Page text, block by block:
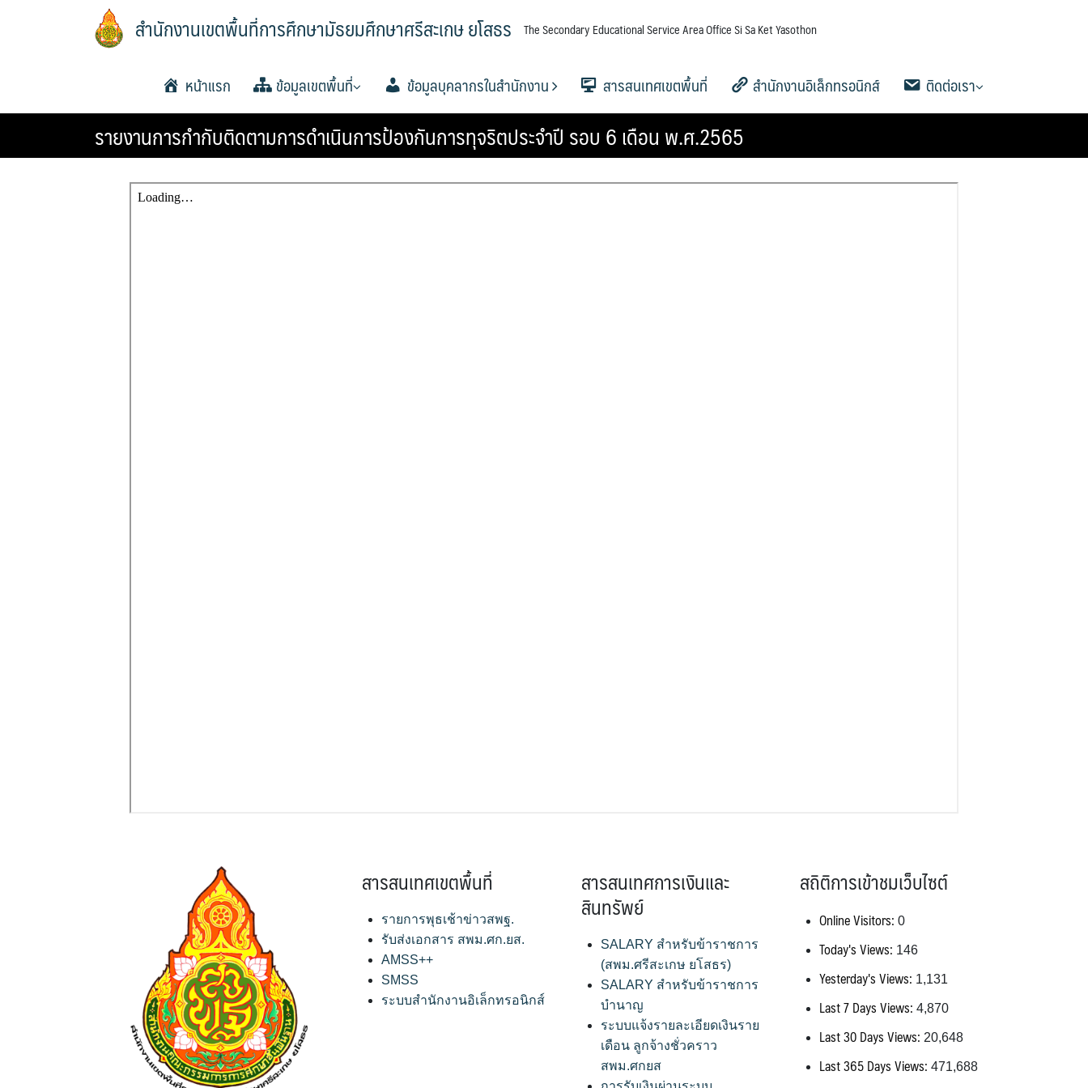
สำนักงานเขตพื้นที่การศึกษามัธยมศึกษาศรีสะเกษ ยโสธร The Secondary Educational Service Area Office Si Sa Ket Yasothon
หน้าแรก ข้อมูลเขตพื้นที่
ประวัติความเป็นมา
วิสัยทัศน์และพันธกิจ
หน้าที่และอำนาจ
แผนพัฒนาคุณภาพการศึกษาขั้น
พื้นฐานพ.ศ.2561-2564
แผนพัฒนาคุณภาพการศึกษาขั้น
พื้นฐาน พ.ศ.2565-2567
แผนพัฒนาคุณภาพการศึกษาขั้น
พื้นฐานพ.ศ.2566-2570
โครงสร้าง หน้าที่และอำนาจ
ทำเนียบ อ.ก.ค.ศ. เขตพื้นที่การ
ศึกษา
อำนาจหน้าที่ อ.ก.ค.ศ.
ประกาศ ตั้ง อ.ก.ค.ศ. เขตพื้นที่
การศึกษามัธยมศึกษา
ปฏิทินการประชุม อ.ก.ค.ศ. เขต
พื้นที่การศึกษามัธยมศึกษาศรีสะเกษ
ข้อมูลบุคลากรในสำนักงาน
ข้อมูลผู้บริหาร
กลุ่มอำนวยการ
กลุ่มบริหารงานการเงินและ
สินทรัพย์
กลุ่มบริหารงานบุคคล
กลุ่มนิเทศ ติดตาม และประเมินผล
การจัดการศึกษา
กลุ่มส่งเสริมการจัดการศึกษา
กลุ่มนโยบายและแผน
กลุ่มส่งเสริมการศึกษาทางไกลฯ
กลุ่มพัฒนาครูและบุคลากร
ทางการศึกษา
กลุ่มกฏหมายและคดี
หน่วยตรวจสอบภายใน
สารสนเทศเขตพื้นที่
ข้อมูลนักเรียน
วิเคราะห์ผลสอบ O-NET 2565
วิเคราะห์ผลสอบ O-NET 2567
แผนบริหารการศึกษาขั้นพื้นฐาน
ปีงบ 2567
ผลงานวิชาการและงานวิจัย
เอกสารเผยแพร่
PISA CENTER
สำนักงานอิเล็กทรอนิกส์
ราชการ
ติดต่อเรา
สอบถาม
รายงานการกำกับติดตามการดำเนินการป้องกันการทุจริตประจำปี รอบ 6 เดือน พ.ศ.2565
สารสนเทศเขตพื้นที่
รายการพุธเช้าข่าวสพฐ.
รับส่งเอกสาร สพม.ศก.ยส.
AMSS++
SMSS
ระบบสำนักงานอิเล็กทรอนิกส์
สารสนเทศการเงินและ
สินทรัพย์
SALARY สำหรับข้าราชการ
(สพม.ศรีสะเกษ ยโสธร)
SALARY สำหรับข้าราชการ
บำนาญ
ระบบแจ้งรายละเอียดเงินราย
เดือน ลูกจ้างชั่วคราว
สพม.ศกยส
สถิติการเข้าชมเว็บไซต์
Online Visitors:0
Today's Views: 146
Yesterday's Views: 1,131
Last 7 Days Views:4,870
Last 30 Days Views:20,648
Last 365 Days Views:471,688